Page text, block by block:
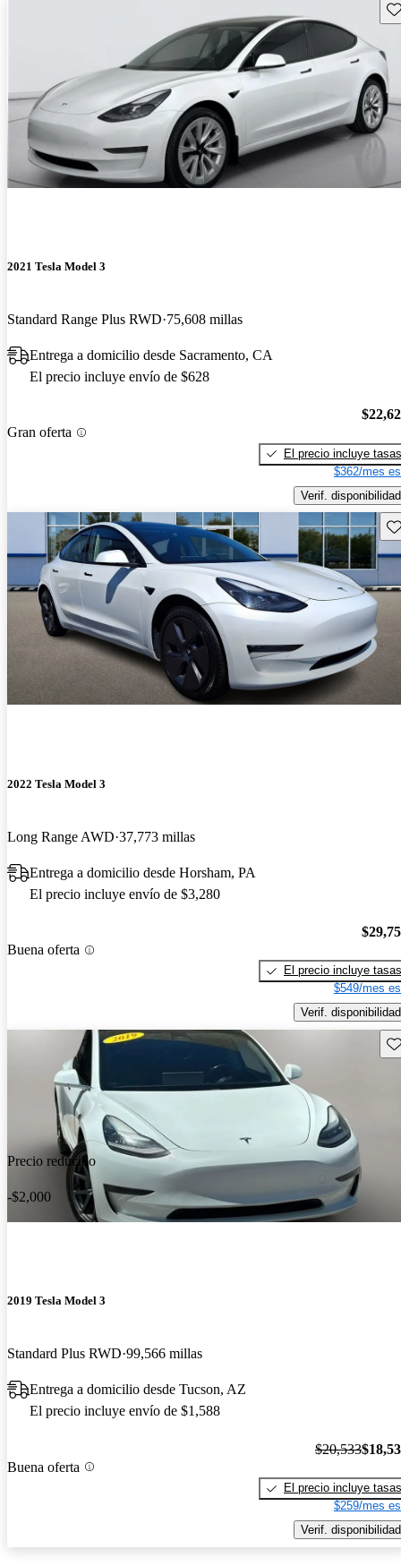
2021 Tesla Model 3
Standard Range Plus RWD 75,608 millas
Entrega a domicilio desde Sacramento, CA
El precio incluye envío de $628
Gran oferta
El precio incluye tasas
$362/mes
Verif. disponibilidad
2022 Tesla Model 3
Long Range AWD 37,773 millas
Entrega a domicilio desde Horsham, PA
El precio incluye envío de $3,280
Buena oferta
El precio incluye tasas
$549/mes
Verif. disponibilidad
Precio reducido
-$2,000
2019 Tesla Model 3
Standard Plus RWD 99,566 millas
Entrega a domicilio desde Tucson, AZ
El precio incluye envío de $1,588
Buena oferta
$20,533
El precio incluye tasas
$259/mes
Verif. disponibilidad